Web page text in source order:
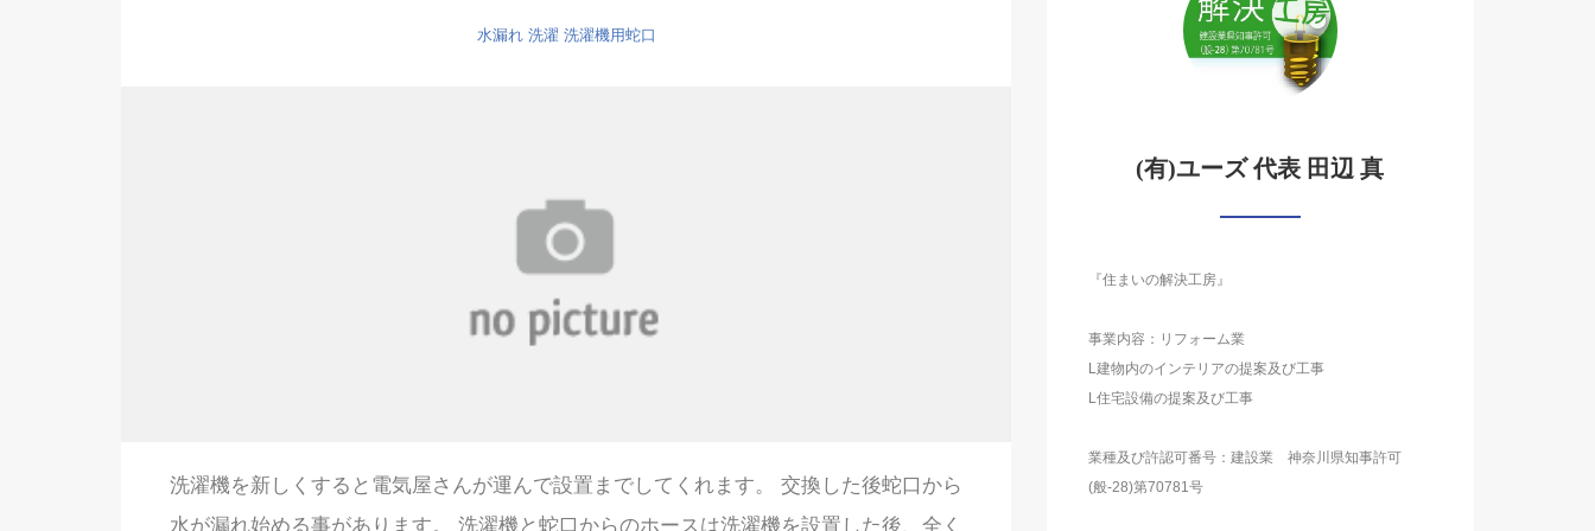
水漏れ 洗濯 洗濯機用蛇口
洗濯機を新しくすると電気屋さんが運んで設置までしてくれます。 交換した後蛇口から
水が漏れ始める事があります。 洗濯機と蛇口からのホースは洗濯機を設置した後、全く
(有)ユーズ 代表 田辺 真
『住まいの解決工房』
事業内容：リフォーム業
L建物内のインテリアの提案及び工事
L住宅設備の提案及び工事
業種及び許認可番号：建設業 神奈川県知事許可
(般-28)第70781号